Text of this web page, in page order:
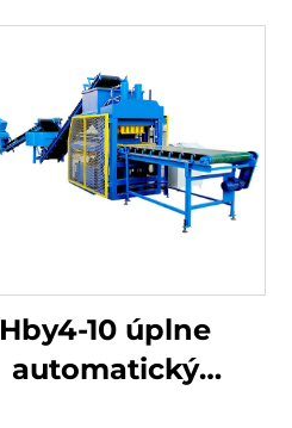
Hby4-10 úplne
automatický